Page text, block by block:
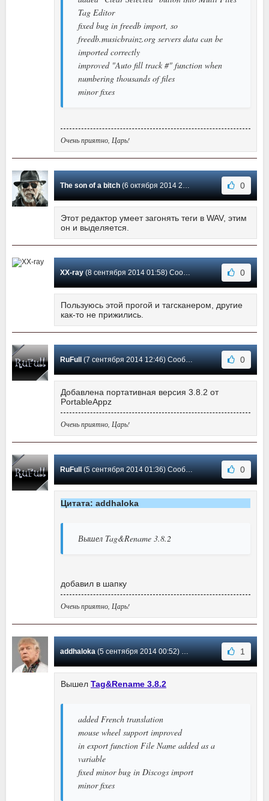
Tag Editor
fixed bug in freedb import, so
freedb.musicbrainz.org servers data can be
imported correctly
improved "Auto fill track #" function when
numbering thousands of files
minor fixes
Очень приятно, Царь!
The son of a bitch(6 октября 2014 21:52) Сообщение #78 0
Этот редактор умеет загонять теги в WAV, этим
он и выделяется.
XX-ray(8 сентября 2014 01:58) Сообщение #77 0
Пользуюсь этой прогой и тагсканером, другие
как-то не прижились.
RuFull (7 сентября 2014 12:46) Сообщение #76 0
Добавлена портативная версия 3.8.2 от
PortableAppz
Очень приятно, Царь!
RuFull (5 сентября 2014 01:36) Сообщение #75 0
Цитата: addhaloka
Вышел Tag&Rename 3.8.2
добавил в шапку
Очень приятно, Царь!
addhaloka(5 сентября 2014 00:52) Сообщение #74 1
Вышел Tag&Rename 3.8.2
added French translation
mouse wheel support improved
in export function File Name added as a
variable
fixed minor bug in Discogs import
minor fixes